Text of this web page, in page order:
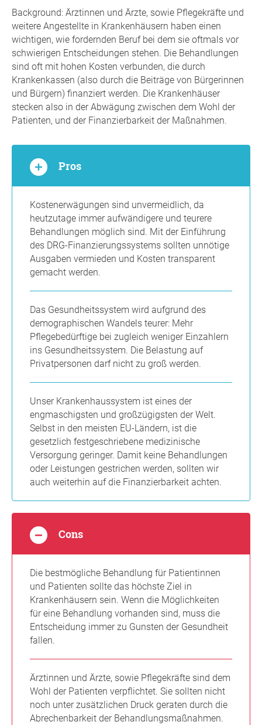
Background: Ärztinnen und Ärzte, sowie Pflegekräfte und
weitere Angestellte in Krankenhäusern haben einen
wichtigen, wie fordernden Beruf bei dem sie oftmals vor
schwierigen Entscheidungen stehen. Die Behandlungen
sind oft mit hohen Kosten verbunden, die durch
Krankenkassen (also durch die Beiträge von Bürgerinnen
und Bürgern) finanziert werden. Die Krankenhäuser
stecken also in der Abwägung zwischen dem Wohl der
Patienten, und der Finanzierbarkeit der Maßnahmen.
Pros
Kostenerwägungen sind unvermeidlich, da
heutzutage immer aufwändigere und teurere
Behandlungen möglich sind. Mit der Einführung
des DRG-Finanzierungssystems sollten unnötige
Ausgaben vermieden und Kosten transparent
gemacht werden.
Das Gesundheitssystem wird aufgrund des
demographischen Wandels teurer: Mehr
Pflegebedürftige bei zugleich weniger Einzahlern
ins Gesundheitssystem. Die Belastung auf
Privatpersonen darf nicht zu groß werden.
Unser Krankenhaussystem ist eines der
engmaschigsten und großzügigsten der Welt.
Selbst in den meisten EU-Ländern, ist die
gesetzlich festgeschriebene medizinische
Versorgung geringer. Damit keine Behandlungen
oder Leistungen gestrichen werden, sollten wir
auch weiterhin auf die Finanzierbarkeit achten.
Cons
Die bestmögliche Behandlung für Patientinnen
und Patienten sollte das höchste Ziel in
Krankenhäusern sein. Wenn die Möglichkeiten
für eine Behandlung vorhanden sind, muss die
Entscheidung immer zu Gunsten der Gesundheit
fallen.
Ärztinnen und Ärzte, sowie Pflegekräfte sind dem
Wohl der Patienten verpflichtet. Sie sollten nicht
noch unter zusätzlichen Druck geraten durch die
Abrechenbarkeit der Behandlungsmaßnahmen.